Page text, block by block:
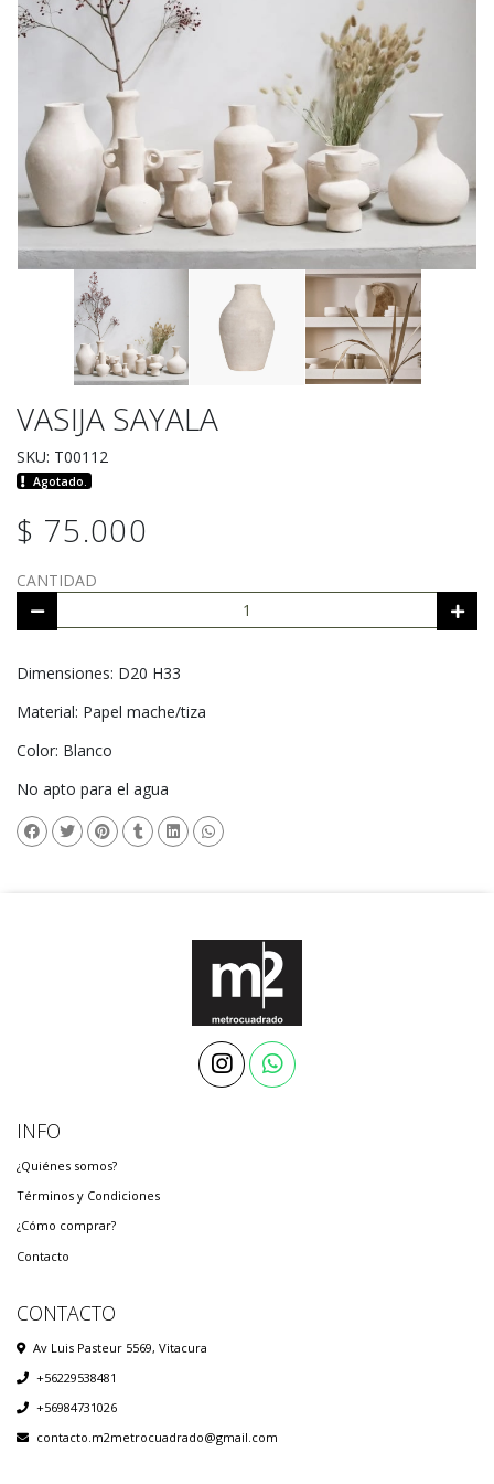
VASIJA SAYALA
SKU: T00112
Agotado.
$ 75.000
CANTIDAD
Dimensiones: D20 H33
Material: Papel mache/tiza
Color: Blanco
No apto para el agua
INFO
¿Quiénes somos?
Términos y Condiciones
¿Cómo comprar?
Contacto
CONTACTO
Av Luis Pasteur 5569, Vitacura
+56229538481
+56984731026
contacto.m2metrocuadrado@gmail.com